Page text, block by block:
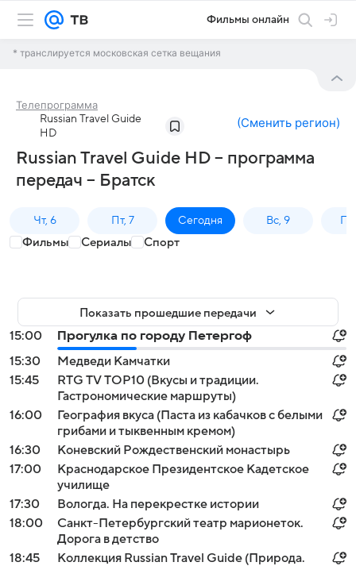
Фильмы онлайн
* транслируется московская сетка вещания
Телепрограмма
Russian Travel Guide
HD
(Сменить регион)
Russian Travel Guide HD – программа
передач – Братск
Чт, 6 Пт, 7 Сегодня Вс, 9
Фильмы Сериалы Спорт
Показать прошедшие передачи
15:00
Прогулка по городу Петергоф
15:30
Медведи Камчатки
15:45
RTG TV TOP10 (Вкусы и традиции.
Гастрономические маршруты)
16:00
География вкуса (Паста из кабачков с белыми
грибами и тыквенным кремом)
16:30
Коневский Рождественский монастырь
17:00
Краснодарское Президентское Кадетское
училище
17:30
Вологда. На перекрестке истории
18:00
Санкт-Петербургский театр марионеток.
Дорога в детство
18:45
Коллекция Russian Travel Guide (Природа.